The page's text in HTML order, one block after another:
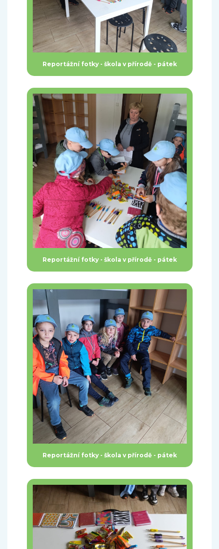
Reportážní fotky - škola v přírodě - pátek
Reportážní fotky - škola v přírodě - pátek
Reportážní fotky - škola v přírodě - pátek